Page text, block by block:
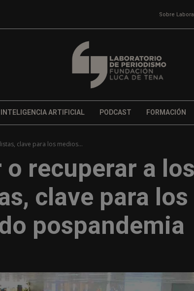
Sobre
INTELIGENCIA ARTIFICIAL PODCAST FORMACIÓN
clave para los medios...
recuperar a los
clave para los
pospandemia